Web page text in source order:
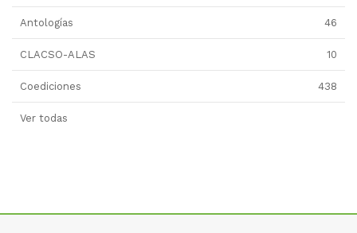
Antologías 46
CLACSO-ALAS 10
Coediciones 438
Ver todas